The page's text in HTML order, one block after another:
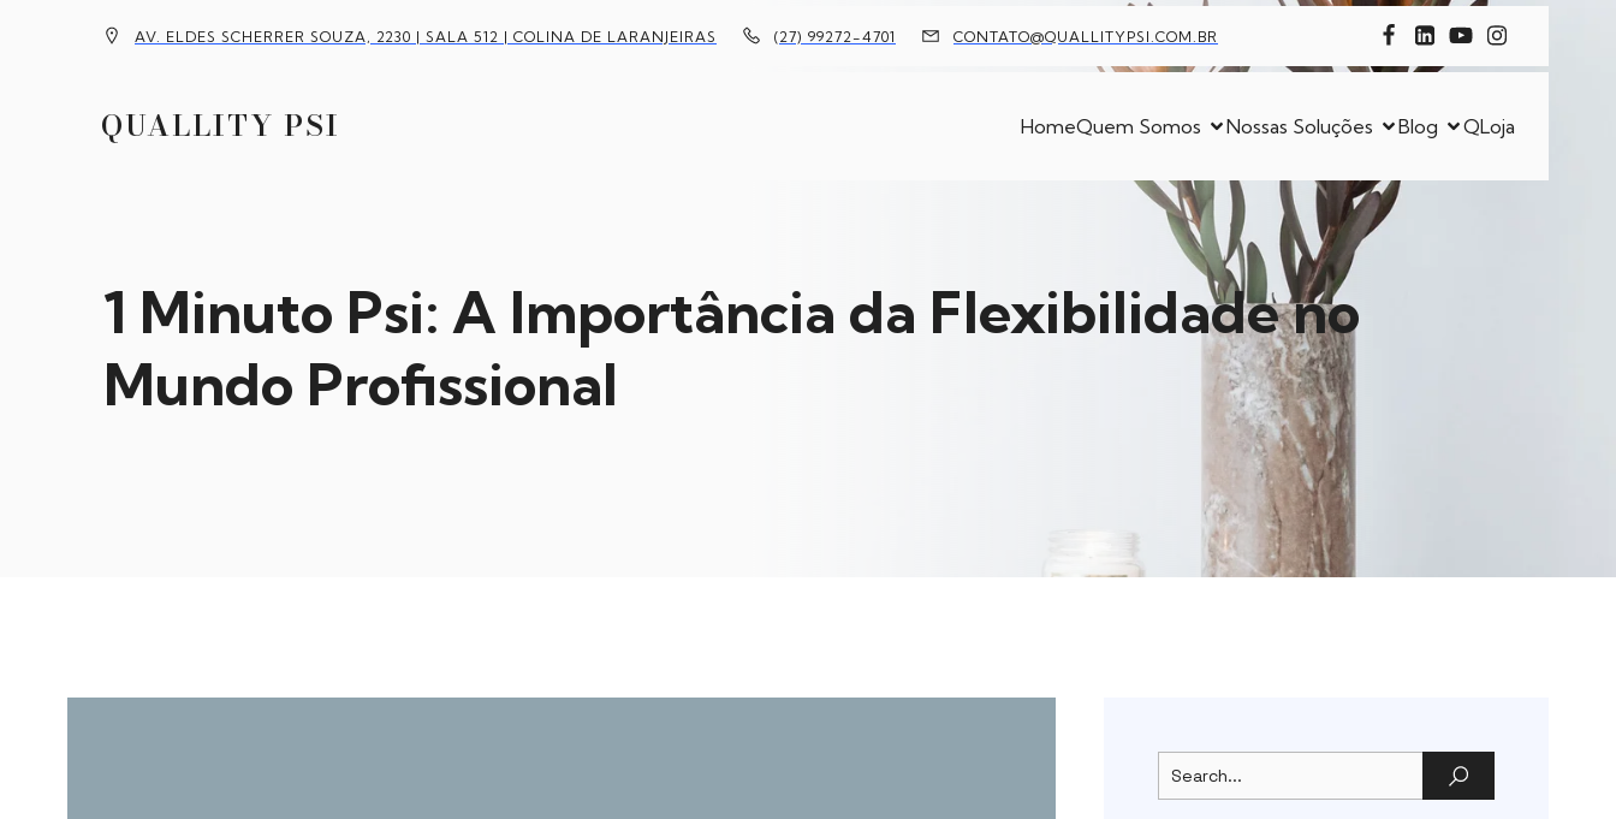
AV. ELDES SCHERRER SOUZA, 2230 | SALA 512 | COLINA DE LARANJEIRAS (27) 99272-4701 CONTATO@QUALLITYPSI.COM.BR
QUALLITY PSI HomeQuem Somos Nossas Soluções Blog QLoja
1 Minuto Psi: A Importância da Flexibilidade no
Mundo Profissional